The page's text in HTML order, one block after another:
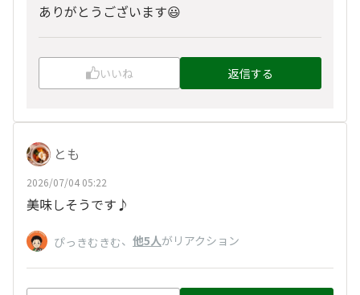
ありがとうございます😃
いいね 返信する
とも
2026/07/04 05:22
美味しそうです♪
ぴっきむきむ、 他5人がリアクション